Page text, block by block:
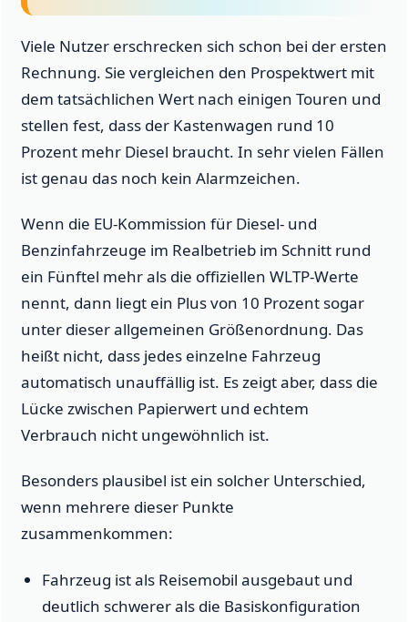
Viele Nutzer erschrecken sich schon bei der ersten
Rechnung. Sie vergleichen den Prospektwert mit
dem tatsächlichen Wert nach einigen Touren und
stellen fest, dass der Kastenwagen rund 10
Prozent mehr Diesel braucht. In sehr vielen Fällen
ist genau das noch kein Alarmzeichen.
Wenn die EU-Kommission für Diesel- und
Benzinfahrzeuge im Realbetrieb im Schnitt rund
ein Fünftel mehr als die offiziellen WLTP-Werte
nennt, dann liegt ein Plus von 10 Prozent sogar
unter dieser allgemeinen Größenordnung. Das
heißt nicht, dass jedes einzelne Fahrzeug
automatisch unauffällig ist. Es zeigt aber, dass die
Lücke zwischen Papierwert und echtem
Verbrauch nicht ungewöhnlich ist.
Besonders plausibel ist ein solcher Unterschied,
wenn mehrere dieser Punkte
zusammenkommen:
Fahrzeug ist als Reisemobil ausgebaut und
deutlich schwerer als die Basiskonfiguration